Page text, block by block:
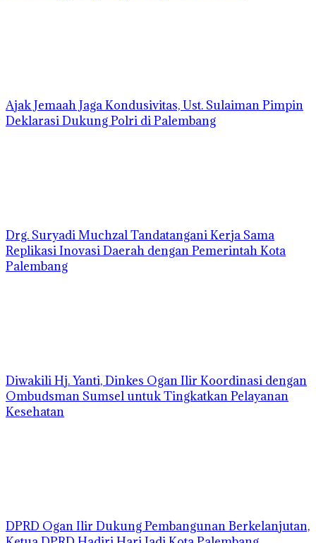
Ajak Jemaah Jaga Kondusivitas, Ust. Sulaiman Pimpin
Deklarasi Dukung Polri di Palembang
Drg. Suryadi Muchzal Tandatangani Kerja Sama
Replikasi Inovasi Daerah dengan Pemerintah Kota
Palembang
Diwakili Hj. Yanti, Dinkes Ogan Ilir Koordinasi dengan
Ombudsman Sumsel untuk Tingkatkan Pelayanan
Kesehatan
DPRD Ogan Ilir Dukung Pembangunan Berkelanjutan,